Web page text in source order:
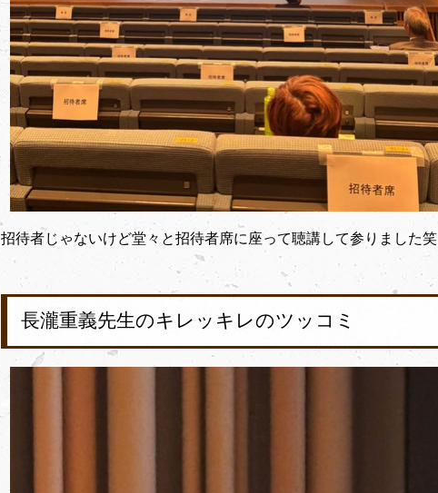
招待者じゃないけど堂々と招待者席に座って聴講して参りました笑
長瀧重義先生のキレッキレのツッコミ